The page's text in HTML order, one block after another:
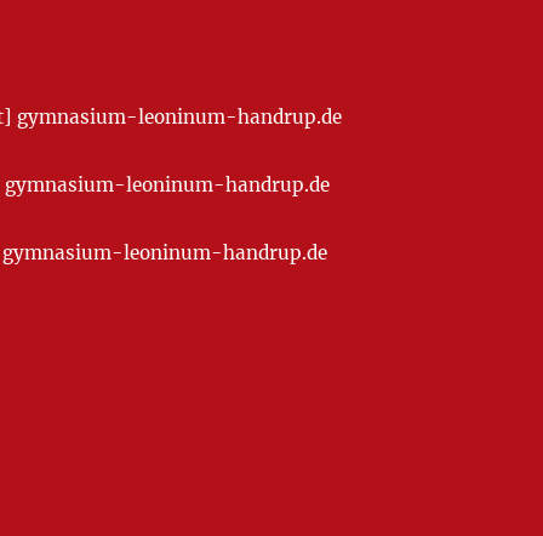
gymnasium-leoninum-handrup.de
leoninum-handrup.de
leoninum-handrup.de